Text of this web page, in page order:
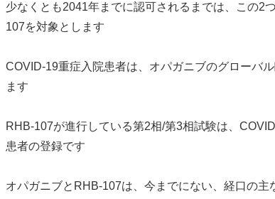
少なくとも2041年までに認可されるまでは、この2
107を対象とします
COVID-19重症入院患者は、オパガニブのグローバ
ます
RHB-107が進行している第2相/第3相試験は、
患者の登録です
オパガニブとRHB-107は、今までにない、経口の